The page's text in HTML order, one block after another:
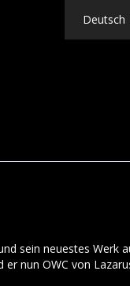
Deutsch
sein neuestes Werk
nun OWC von